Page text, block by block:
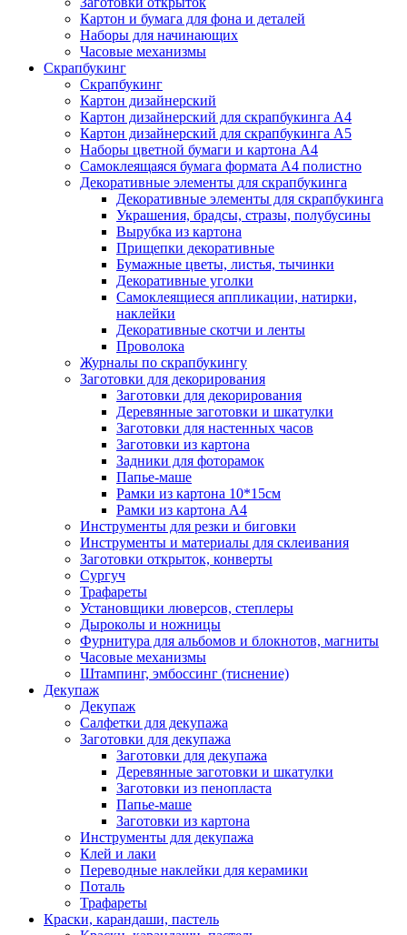
Картон и бумага для фона и деталей
Наборы для начинающих
Часовые механизмы
Скрапбукинг
Скрапбукинг
Картон дизайнерский
Картон дизайнерский для скрапбукинга А4
Картон дизайнерский для скрапбукинга А5
Наборы цветной бумаги и картона А4
Самоклеящаяся бумага формата А4 полистно
Декоративные элементы для скрапбукинга
Декоративные элементы для скрапбукинга
Украшения, брадсы, стразы, полубусины
Вырубка из картона
Прищепки декоративные
Бумажные цветы, листья, тычинки
Декоративные уголки
Самоклеящиеся аппликации, натирки,
наклейки
Декоративные скотчи и ленты
Проволока
Журналы по скрапбукингу
Заготовки для декорирования
Заготовки для декорирования
Деревянные заготовки и шкатулки
Заготовки для настенных часов
Заготовки из картона
Задники для фоторамок
Папье-маше
Рамки из картона 10*15см
Рамки из картона А4
Инструменты для резки и биговки
Инструменты и материалы для склеивания
Заготовки открыток, конверты
Сургуч
Трафареты
Установщики люверсов, степлеры
Дыроколы и ножницы
Фурнитура для альбомов и блокнотов, магниты
Часовые механизмы
Штампинг, эмбоссинг (тиснение)
Декупаж
Декупаж
Салфетки для декупажа
Заготовки для декупажа
Заготовки для декупажа
Деревянные заготовки и шкатулки
Заготовки из пенопласта
Папье-маше
Заготовки из картона
Инструменты для декупажа
Клей и лаки
Переводные наклейки для керамики
Поталь
Трафареты
Краски, карандаши, пастель